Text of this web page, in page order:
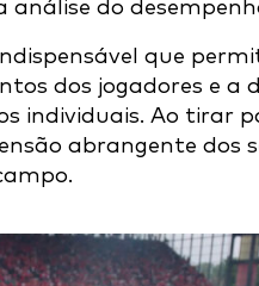
do
que
dos jogadores e a
individuais. Ao tirar
abrangente dos